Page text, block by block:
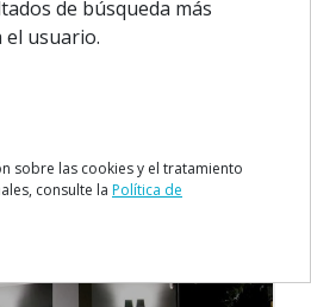
de búsqueda más
el usuario.
sobre las cookies y el tratamiento
consulte la Política de